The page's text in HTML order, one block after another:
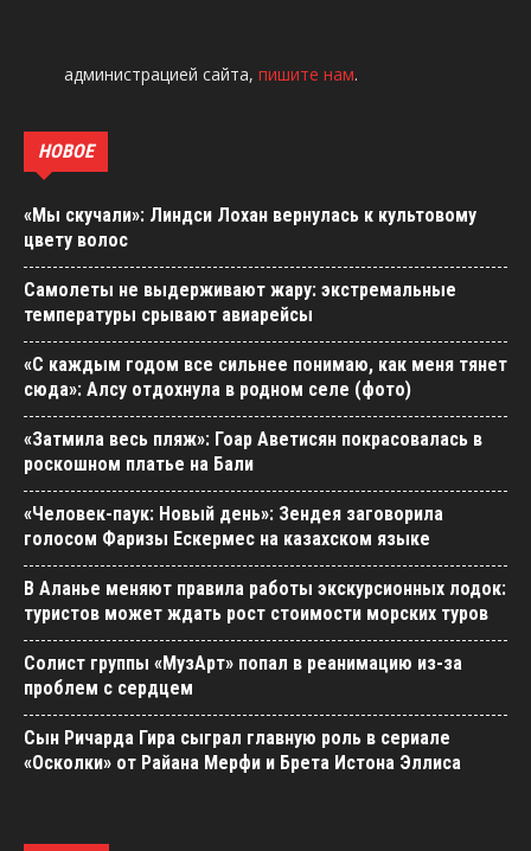
администрацией сайта, пишите нам.
НОВОЕ
«Мы скучали»: Линдси Лохан вернулась к культовому
цвету волос
Самолеты не выдерживают жару: экстремальные
температуры срывают авиарейсы
«С каждым годом все сильнее понимаю, как меня тянет
сюда»: Алсу отдохнула в родном селе (фото)
«Затмила весь пляж»: Гоар Аветисян покрасовалась в
роскошном платье на Бали
«Человек-паук: Новый день»: Зендея заговорила
голосом Фаризы Ескермес на казахском языке
В Аланье меняют правила работы экскурсионных лодок:
туристов может ждать рост стоимости морских туров
Солист группы «МузАрт» попал в реанимацию из-за
проблем с сердцем
Сын Ричарда Гира сыграл главную роль в сериале
«Осколки» от Райана Мерфи и Брета Истона Эллиса